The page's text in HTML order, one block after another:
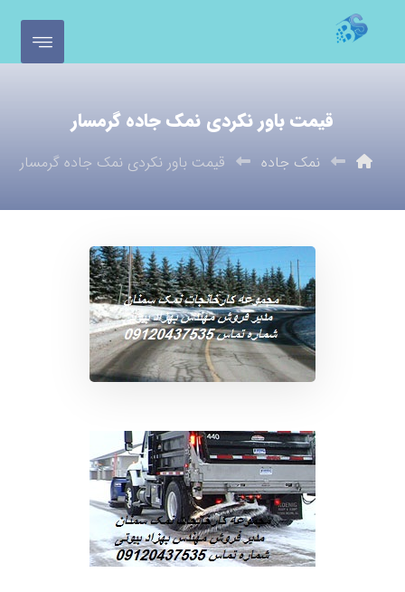
قیمت باور نکردی نمک جاده گرمسار
نمک جاده قیمت باور نکردی نمک جاده گرمسار